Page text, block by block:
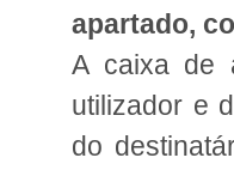
apartado,
A caixa de
utilizador e
do